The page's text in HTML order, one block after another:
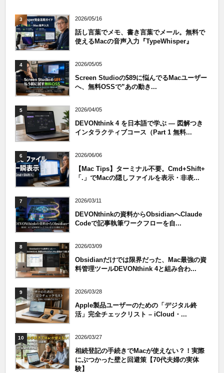
3 2026/05/16
話し言葉でメモ、書き言葉でメール。無料で
使えるMacの音声入力『TypeWhisper』
4 2026/05/05
Screen Studioの$89に悩んでるMacユーザー
へ、無料OSSで”あの動き...
5 2026/04/05
DEVONthink 4 を日本語で学ぶ — 図解つき
インタラクティブコース（Part 1 無料...
6 2026/06/06
【Mac Tips】ターミナル不要。Cmd+Shift+
「.」でMacの隠しファイルを表示・非表...
7 2026/03/11
DEVONthinkの資料からObsidianへClaude
Codeで記事執筆ワークフローを自...
8 2026/03/09
Obsidianだけでは限界だった、Mac最強の資
料管理ツールDEVONthink 4と組み合わ...
9 2026/03/28
Apple製品ユーザーのための「デジタル終
活」完全チェックリスト – iCloud・...
10 2026/03/27
相続登記の手続きでMacが使えない？！実際
にぶつかった壁と回避策【70代夫婦の実体
験】